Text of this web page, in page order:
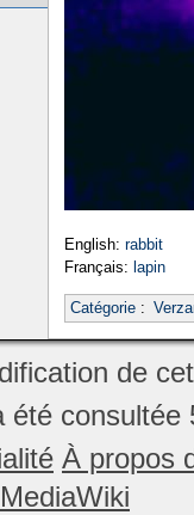
English: rabbit
Français: lapin
Catégorie:
de
été consultée
À propos